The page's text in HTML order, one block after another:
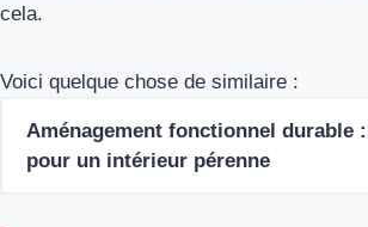
cela.
Voici quelque chose de similaire :
Aménagement fonctionnel durable
pour un intérieur pérenne